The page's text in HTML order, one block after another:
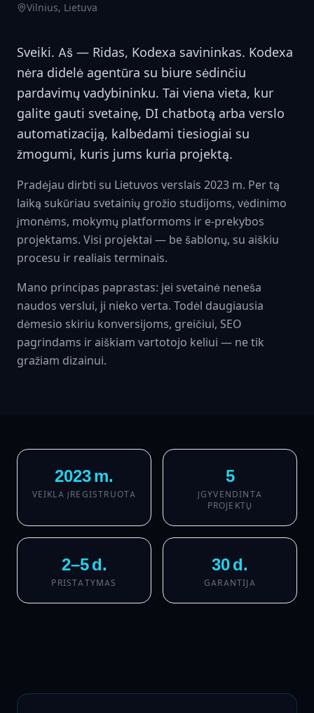
Vilnius, Lietuva
Sveiki. Aš — Ridas, Kodexa savininkas. Kodexa
nėra didelė agentūra su biure sėdinčiu
pardavimų vadybininku. Tai viena vieta, kur
galite gauti svetainę, DI chatbotą arba verslo
automatizaciją, kalbėdami tiesiogiai su
žmogumi, kuris jums kuria projektą.
Pradėjau dirbti su Lietuvos verslais 2023 m. Per tą
laiką sukūriau svetainių grožio studijoms, vėdinimo
įmonėms, mokymų platformoms ir e-prekybos
projektams. Visi projektai — be šablonų, su aiškiu
procesu ir realiais terminais.
Mano principas paprastas: jei svetainė neneša
naudos verslui, ji nieko verta. Todėl daugiausia
dėmesio skiriu konversijoms, greičiui, SEO
pagrindams ir aiškiam vartotojo keliui — ne tik
gražiam dizainui.
2023 m.
VEIKLA ĮREGISTRUOTA
5
ĮGYVENDINTA
PROJEKTŲ
2–5 d.
PRISTATYMAS
30 d.
GARANTIJA